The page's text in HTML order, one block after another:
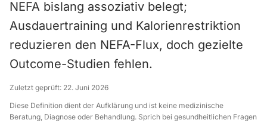
NEFA bislang assoziativ belegt;
Ausdauertraining und Kalorienrestriktion
reduzieren den NEFA-Flux, doch gezielte
Outcome-Studien fehlen.
Zuletzt geprüft: 22. Juni 2026
Diese Definition dient der Aufklärung und ist keine medizinische
Beratung, Diagnose oder Behandlung. Sprich bei gesundheitlichen Fragen